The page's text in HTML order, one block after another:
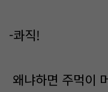
-콰직!
왜냐하면 주먹이